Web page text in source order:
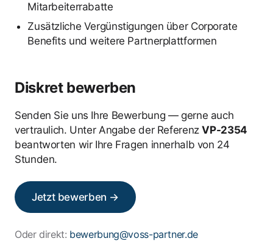
Mitarbeiterrabatte
Zusätzliche Vergünstigungen über Corporate
Benefits und weitere Partnerplattformen
Diskret bewerben
Senden Sie uns Ihre Bewerbung — gerne auch
vertraulich. Unter Angabe der ReferenzVP-2354
beantworten wir Ihre Fragen innerhalb von 24
Stunden.
Jetzt bewerben →
Oder direkt: bewerbung@voss-partner.de